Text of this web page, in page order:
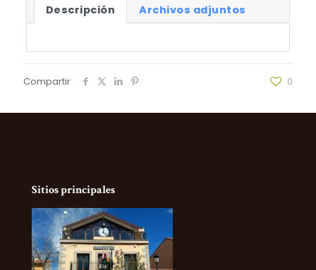
Descripción Archivos adjuntos
Compartir 0
Sitios principales